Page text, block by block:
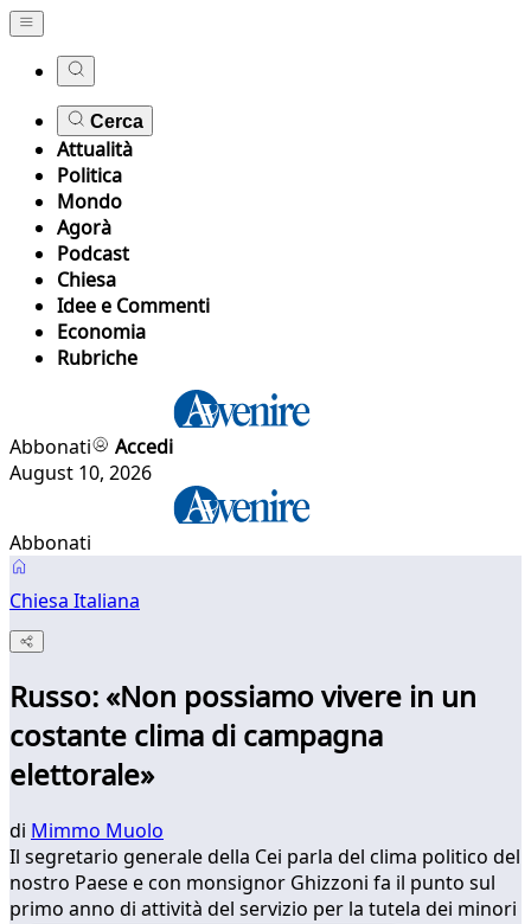
Cerca
Attualità
Politica
Mondo
Agorà
Podcast
Chiesa
Idee e Commenti
Economia
Rubriche
Abbonati
Accedi
August 10, 2026
Abbonati
Chiesa Italiana
Russo: «Non possiamo vivere in un
costante clima di campagna
elettorale»
di Mimmo Muolo
Il segretario generale della Cei parla del clima politico del
nostro Paese e con monsignor Ghizzoni fa il punto sul
primo anno di attività del servizio per la tutela dei minori